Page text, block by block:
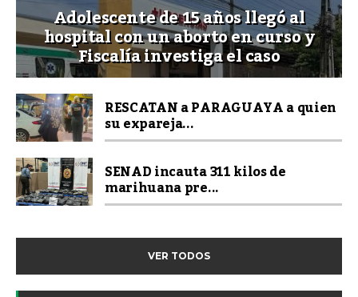
Adolescente de 15 años llegó al
hospital con un aborto en curso y
Fiscalía investiga el caso
RESCATAN a PARAGUAYA a quien
su expareja...
SENAD incauta 311 kilos de
marihuana pre...
VER TODOS